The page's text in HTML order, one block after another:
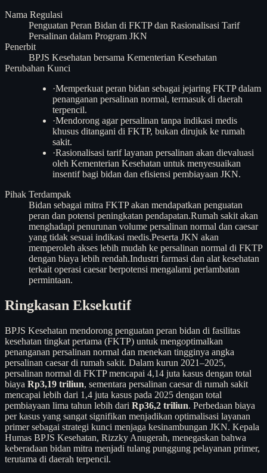
Nama Regulasi
Penguatan Peran Bidan di FKTP dan Rasionalisasi Tarif
Persalinan dalam Program JKN
Penerbit
BPJS Kesehatan bersama Kementerian Kesehatan
Perubahan Kunci
·Memperkuat peran bidan sebagai jejaring FKTP dalam
penanganan persalinan normal, termasuk di daerah
terpencil.
·Mendorong agar persalinan tanpa indikasi medis
khusus ditangani di FKTP, bukan dirujuk ke rumah
sakit.
·Rasionalisasi tarif layanan persalinan akan dievaluasi
oleh Kementerian Kesehatan untuk menyesuaikan
insentif bagi bidan dan efisiensi pembiayaan JKN.
Pihak Terdampak
Bidan sebagai mitra FKTP akan mendapatkan penguatan
peran dan potensi peningkatan pendapatan.Rumah sakit akan
menghadapi penurunan volume persalinan normal dan caesar
yang tidak sesuai indikasi medis.Peserta JKN akan
memperoleh akses lebih mudah ke persalinan normal di FKTP
dengan biaya lebih rendah.Industri farmasi dan alat kesehatan
terkait operasi caesar berpotensi mengalami perlambatan
permintaan.
Ringkasan Eksekutif
BPJS Kesehatan mendorong penguatan peran bidan di fasilitas
kesehatan tingkat pertama (FKTP) untuk mengoptimalkan
penanganan persalinan normal dan menekan tingginya angka
persalinan caesar di rumah sakit. Dalam kurun 2021–2025,
persalinan normal di FKTP mencapai 4,14 juta kasus dengan total
biaya Rp3,19 triliun, sementara persalinan caesar di rumah sakit
mencapai lebih dari 1,4 juta kasus pada 2025 dengan total
pembiayaan lima tahun lebih dari Rp36,2 triliun. Perbedaan biaya
per kasus yang sangat signifikan menjadikan optimalisasi layanan
primer sebagai strategi kunci menjaga kesinambungan JKN. Kepala
Humas BPJS Kesehatan, Rizzky Anugerah, menegaskan bahwa
keberadaan bidan mitra menjadi tulang punggung pelayanan primer,
terutama di daerah terpencil.